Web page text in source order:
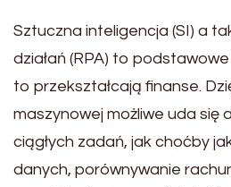
Sztuczna inteligencja (SI) a
działań (RPA) to
to przekształcają finanse.
maszynowej możliwe uda się
ciągłych zadań, jak choćby
danych, porównywanie